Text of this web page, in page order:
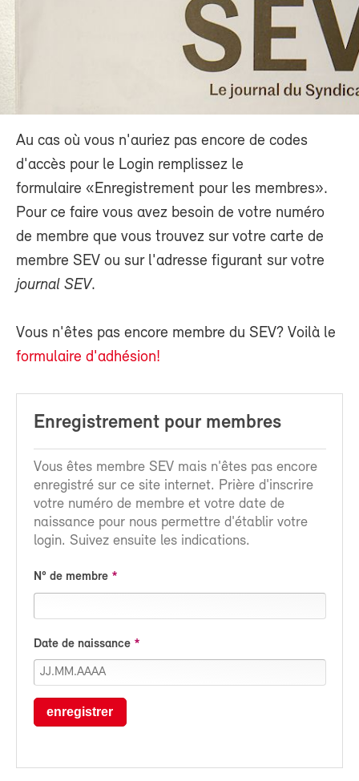
Au cas où vous n'auriez pas encore de codes
d'accès pour le Login remplissez le
formulaire «Enregistrement pour les membres».
Pour ce faire vous avez besoin de votre numéro
de membre que vous trouvez sur votre carte de
membre SEV ou sur l'adresse figurant sur votre
journal SEV.
Vous n'êtes pas encore membre du SEV? Voilà le
formulaire d'adhésion!
Enregistrement pour membres
Vous êtes membre SEV mais n'êtes pas encore
enregistré sur ce site internet. Prière d'inscrire
votre numéro de membre et votre date de
naissance pour nous permettre d'établir votre
login. Suivez ensuite les indications.
N° de membre
Date de naissance
enregistrer